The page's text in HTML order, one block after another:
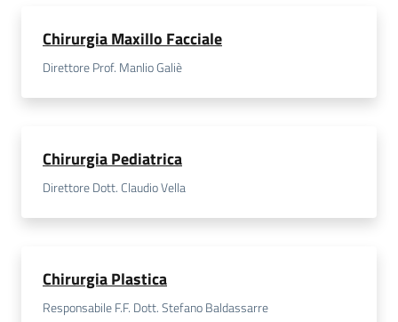
Chirurgia Maxillo Facciale
Direttore Prof. Manlio Galiè
Chirurgia Pediatrica
Direttore Dott. Claudio Vella
Chirurgia Plastica
Responsabile F.F. Dott. Stefano Baldassarre